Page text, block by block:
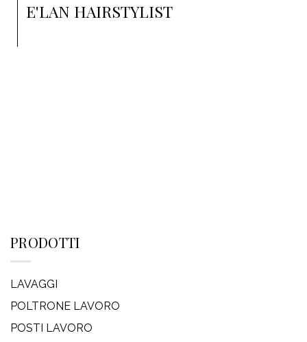
E'LAN HAIRSTYLIST
PRODOTTI
LAVAGGI
POLTRONE LAVORO
POSTI LAVORO